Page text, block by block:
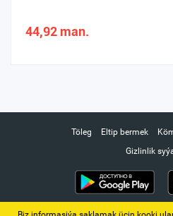
44,92 man.
Töleg Eltip bermek
Gizlinlik